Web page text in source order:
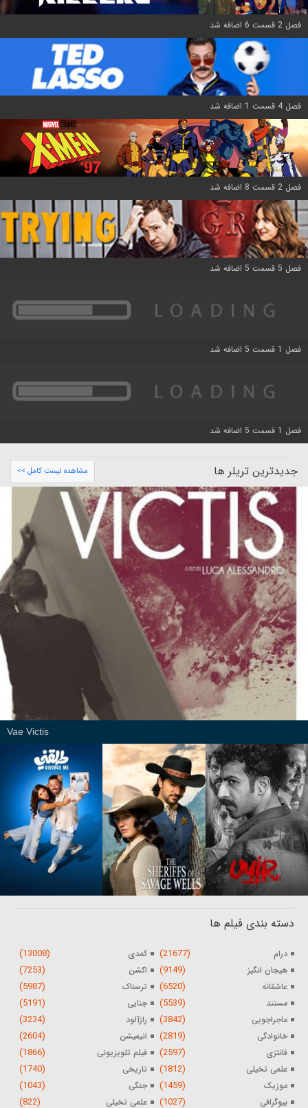
فصل 2 قسمت 6 اضافه شد
فصل 4 قسمت 1 اضافه شد
فصل 2 قسمت 8 اضافه شد
فصل 5 قسمت 5 اضافه شد
فصل 1 قسمت 5 اضافه شد
فصل 1 قسمت 5 اضافه شد
جدیدترین تریلر ها مشاهده لیست کامل >>
Vae Victis
دسته بندی فیلم ها
درام (21677) کمدی (13008)
هیجان انگیز (9149) اکشن (7253)
عاشقانه (6520) ترسناک (5987)
مستند (5539) جنایی (5191)
ماجراجویی (3842) رازآلود (3234)
خانوادگی (2819) انیمیشن (2604)
فانتزی (2597) فیلم تلویزیونی (1866)
علمی تخیلی (1812) تاریخی (1740)
موزیک (1459) جنگی (1043)
بیوگرافی (1027) علمی تخیلی (822)